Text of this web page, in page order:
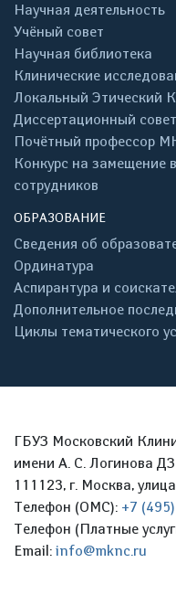
Научная деятельность
Учёный совет
Научная библиотека
Клинические
Локальный Этический
Диссертационный совет
Почётный профессор
Конкурс на замещение
сотрудников
ОБРАЗОВАНИЕ
Сведения об
Ординатура
Аспирантура и
Дополнительное
Циклы тематического
ГБУЗ Московский
имени А. С. Логинова
111123, г. Москва,
Телефон (ОМС): +7
Телефон (Платные
Email: info@mknc.ru